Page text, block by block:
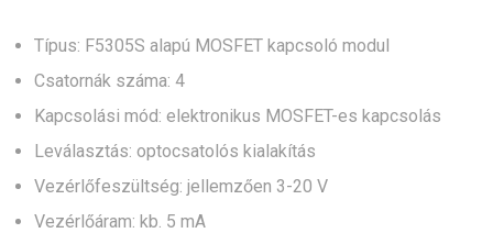
Típus: F5305S alapú MOSFET kapcsoló modul
Csatornák száma: 4
Kapcsolási mód: elektronikus MOSFET-es kapcsolás
Leválasztás: optocsatolós kialakítás
Vezérlőfeszültség: jellemzően 3-20 V
Vezérlőáram: kb. 5 mA